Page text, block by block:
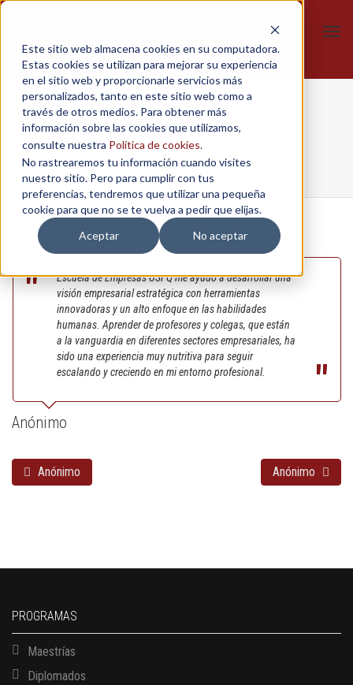
Este sitio web almacena cookies en su computadora.
Estas cookies se utilizan para mejorar su experiencia
en el sitio web y proporcionarle servicios más
personalizados, tanto en este sitio web como a
través de otros medios. Para obtener más
información sobre las cookies que utilizamos,
consulte nuestra Política de cookies.
No rastrearemos tu información cuando visites
nuestro sitio. Pero para cumplir con tus
preferencias, tendremos que utilizar una pequeña
cookie para que no se te vuelva a pedir que elijas.
Aceptar
No aceptar
Anónimo
Home / Gestión de empresas / Anónimo
Escuela de Empresas USFQ me ayudó a desarrollar una
visión empresarial estratégica con herramientas
innovadoras y un alto enfoque en las habilidades
humanas. Aprender de profesores y colegas, que están
a la vanguardia en diferentes sectores empresariales, ha
sido una experiencia muy nutritiva para seguir
escalando y creciendo en mi entorno profesional.
Anónimo
Anónimo Anónimo
PROGRAMAS
Maestrías
Diplomados